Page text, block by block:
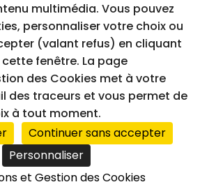
DU SITE INTERNET
multimédia. Vous pouvez
personnaliser votre choix ou
(valant refus) en cliquant
fenêtre. La page
des Cookies met à votre
des traceurs et vous permet de
à tout moment.
Continuer sans accepter
Personnaliser
et Gestion des Cookies